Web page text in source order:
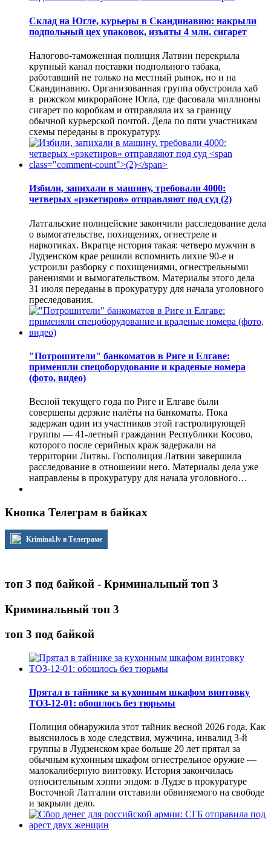
Склад на Югле, курьеры в Скандинавию: накрыли
подпольный цех упаковок, изъяты 4 млн. сигарет
Налогово-таможенная полиция Латвии перекрыла
крупный канал поставки подпольного табака,
работавший не только на местный рынок, но и на
Скандинавию. Организованная группа обустроила хаб
в рижском микрорайоне Югла, где фасовала миллионы
сигарет по коробкам и отправляла их за границу
обычной курьерской почтой. Дела по пяти участникам
схемы переданы в прокуратуру.
Избили, запихали в машину, требовали 4000:
четверых «рэкетиров» отправляют под суд (2)
Латгальские полицейские закончили расследование дела
о вымогательстве, похищениях, огнестреле и
наркотиках. Вкратце история такая: четверо мужчин в
Лудзенском крае решили вспомнить лихие 90-е и
устроили разборку с похищениями, огнестрельными
ранениями и вымогательством. Материалы этого дела
31 июля переданы в прокуратуру для начала уголовного
преследования.
"Потрошители" банкоматов в Риге и Елгаве:
применяли спецоборудование и краденые номера
(фото, видео)
Весной текущего года по Риге и Елгаве были
совершены дерзкие налёты на банкоматы. Пока
задержан один из участников этой гастролирующей
группы — 41-летный гражданин Республики Косово,
которого после серийных краж задержали на
территории Литвы. Госполиция Латвии завершила
расследование в отношении него. Материалы дела уже
направлены в прокуратуру для начала уголовного…
Кнопка Телеграм в байках
Kriminal.lv в Телеграме
топ 3 под байкой - Криминальный топ 3
Криминальный топ 3
топ 3 под байкой
Прятал в тайнике за кухонным шкафом винтовку
ТОЗ-12-01: обошлось без тюрьмы
Полиция обнаружила этот тайник весной 2026 года. Как
выяснилось в ходе следствия, мужчина, инвалид 3-й
группы в Лудзенском крае больше 20 лет прятал за
обычным кухонным шкафом огнестрельное оружие —
малокалиберную винтовку. История закончилась
относительным хэппи эндом: в Лудзе в прокуратуре
Восточной Латгалии отставили обвиняемого на свободе
и закрыли дело.